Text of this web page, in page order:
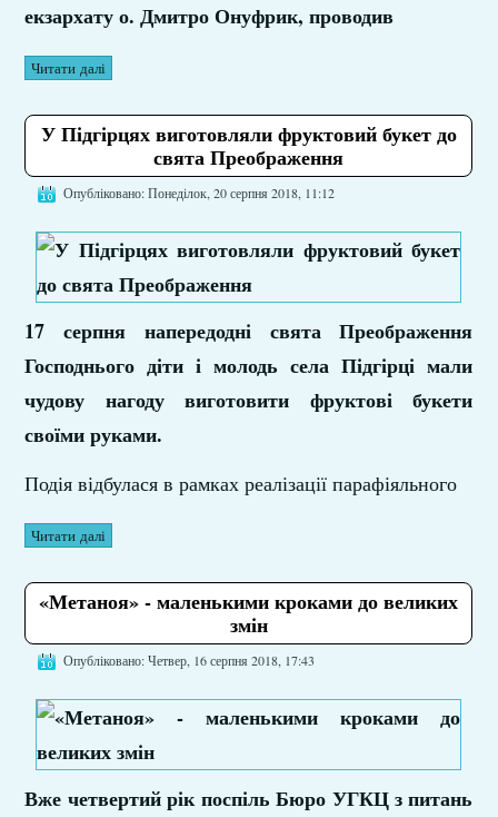
екзархату о. Дмитро Онуфрик, проводив
Читати далі
У Підгірцях виготовляли фруктовий букет до
свята Преображення
Опубліковано: Понеділок, 20 серпня 2018, 11:12
17 серпня напередодні свята Преображення
Господнього діти і молодь села Підгірці мали
чудову нагоду виготовити фруктові букети
своїми руками.
Подія відбулася в рамках реалізації парафіяльного
Читати далі
«Метаноя» - маленькими кроками до великих
змін
Опубліковано: Четвер, 16 серпня 2018, 17:43
Вже четвертий рік поспіль Бюро УГКЦ з питань